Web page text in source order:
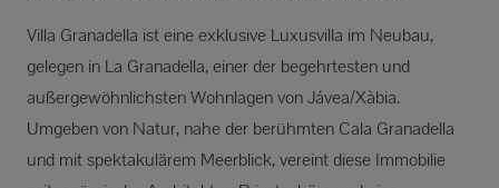
Villa Granadella ist eine exklusive Luxusvilla im Neubau,
gelegen in La Granadella, einer der begehrtesten und
außergewöhnlichsten Wohnlagen von Jávea/Xàbia.
Umgeben von Natur, nahe der berühmten Cala Granadella
und mit spektakulärem Meerblick, vereint diese Immobilie